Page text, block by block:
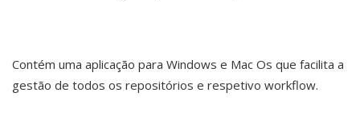
Contém uma aplicação para Windows e Mac Os que facilita a
gestão de todos os repositórios e respetivo workflow.